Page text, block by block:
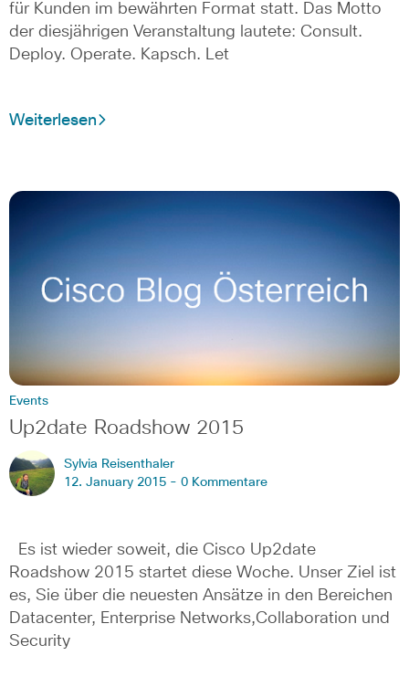
für Kunden im bewährten Format statt. Das Motto
der diesjährigen Veranstaltung lautete: Consult.
Deploy. Operate. Kapsch. Let
Weiterlesen
Events
Up2date Roadshow 2015
Sylvia Reisenthaler
12. January 2015 - 0 Kommentare
Es ist wieder soweit, die Cisco Up2date
Roadshow 2015 startet diese Woche. Unser Ziel ist
es, Sie über die neuesten Ansätze in den Bereichen
Datacenter, Enterprise Networks,Collaboration und
Security